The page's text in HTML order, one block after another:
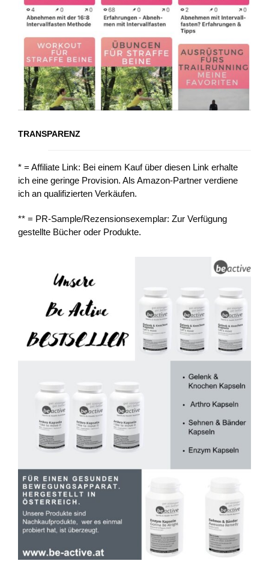
TRANSPARENZ
* = Affiliate Link: Bei einem Kauf über diesen Link erhalte
ich eine geringe Provision. Als Amazon-Partner verdiene
ich an qualifizierten Verkäufen.
** = PR-Sample/Rezensionsexemplar: Zur Verfügung
gestellte Bücher oder Produkte.